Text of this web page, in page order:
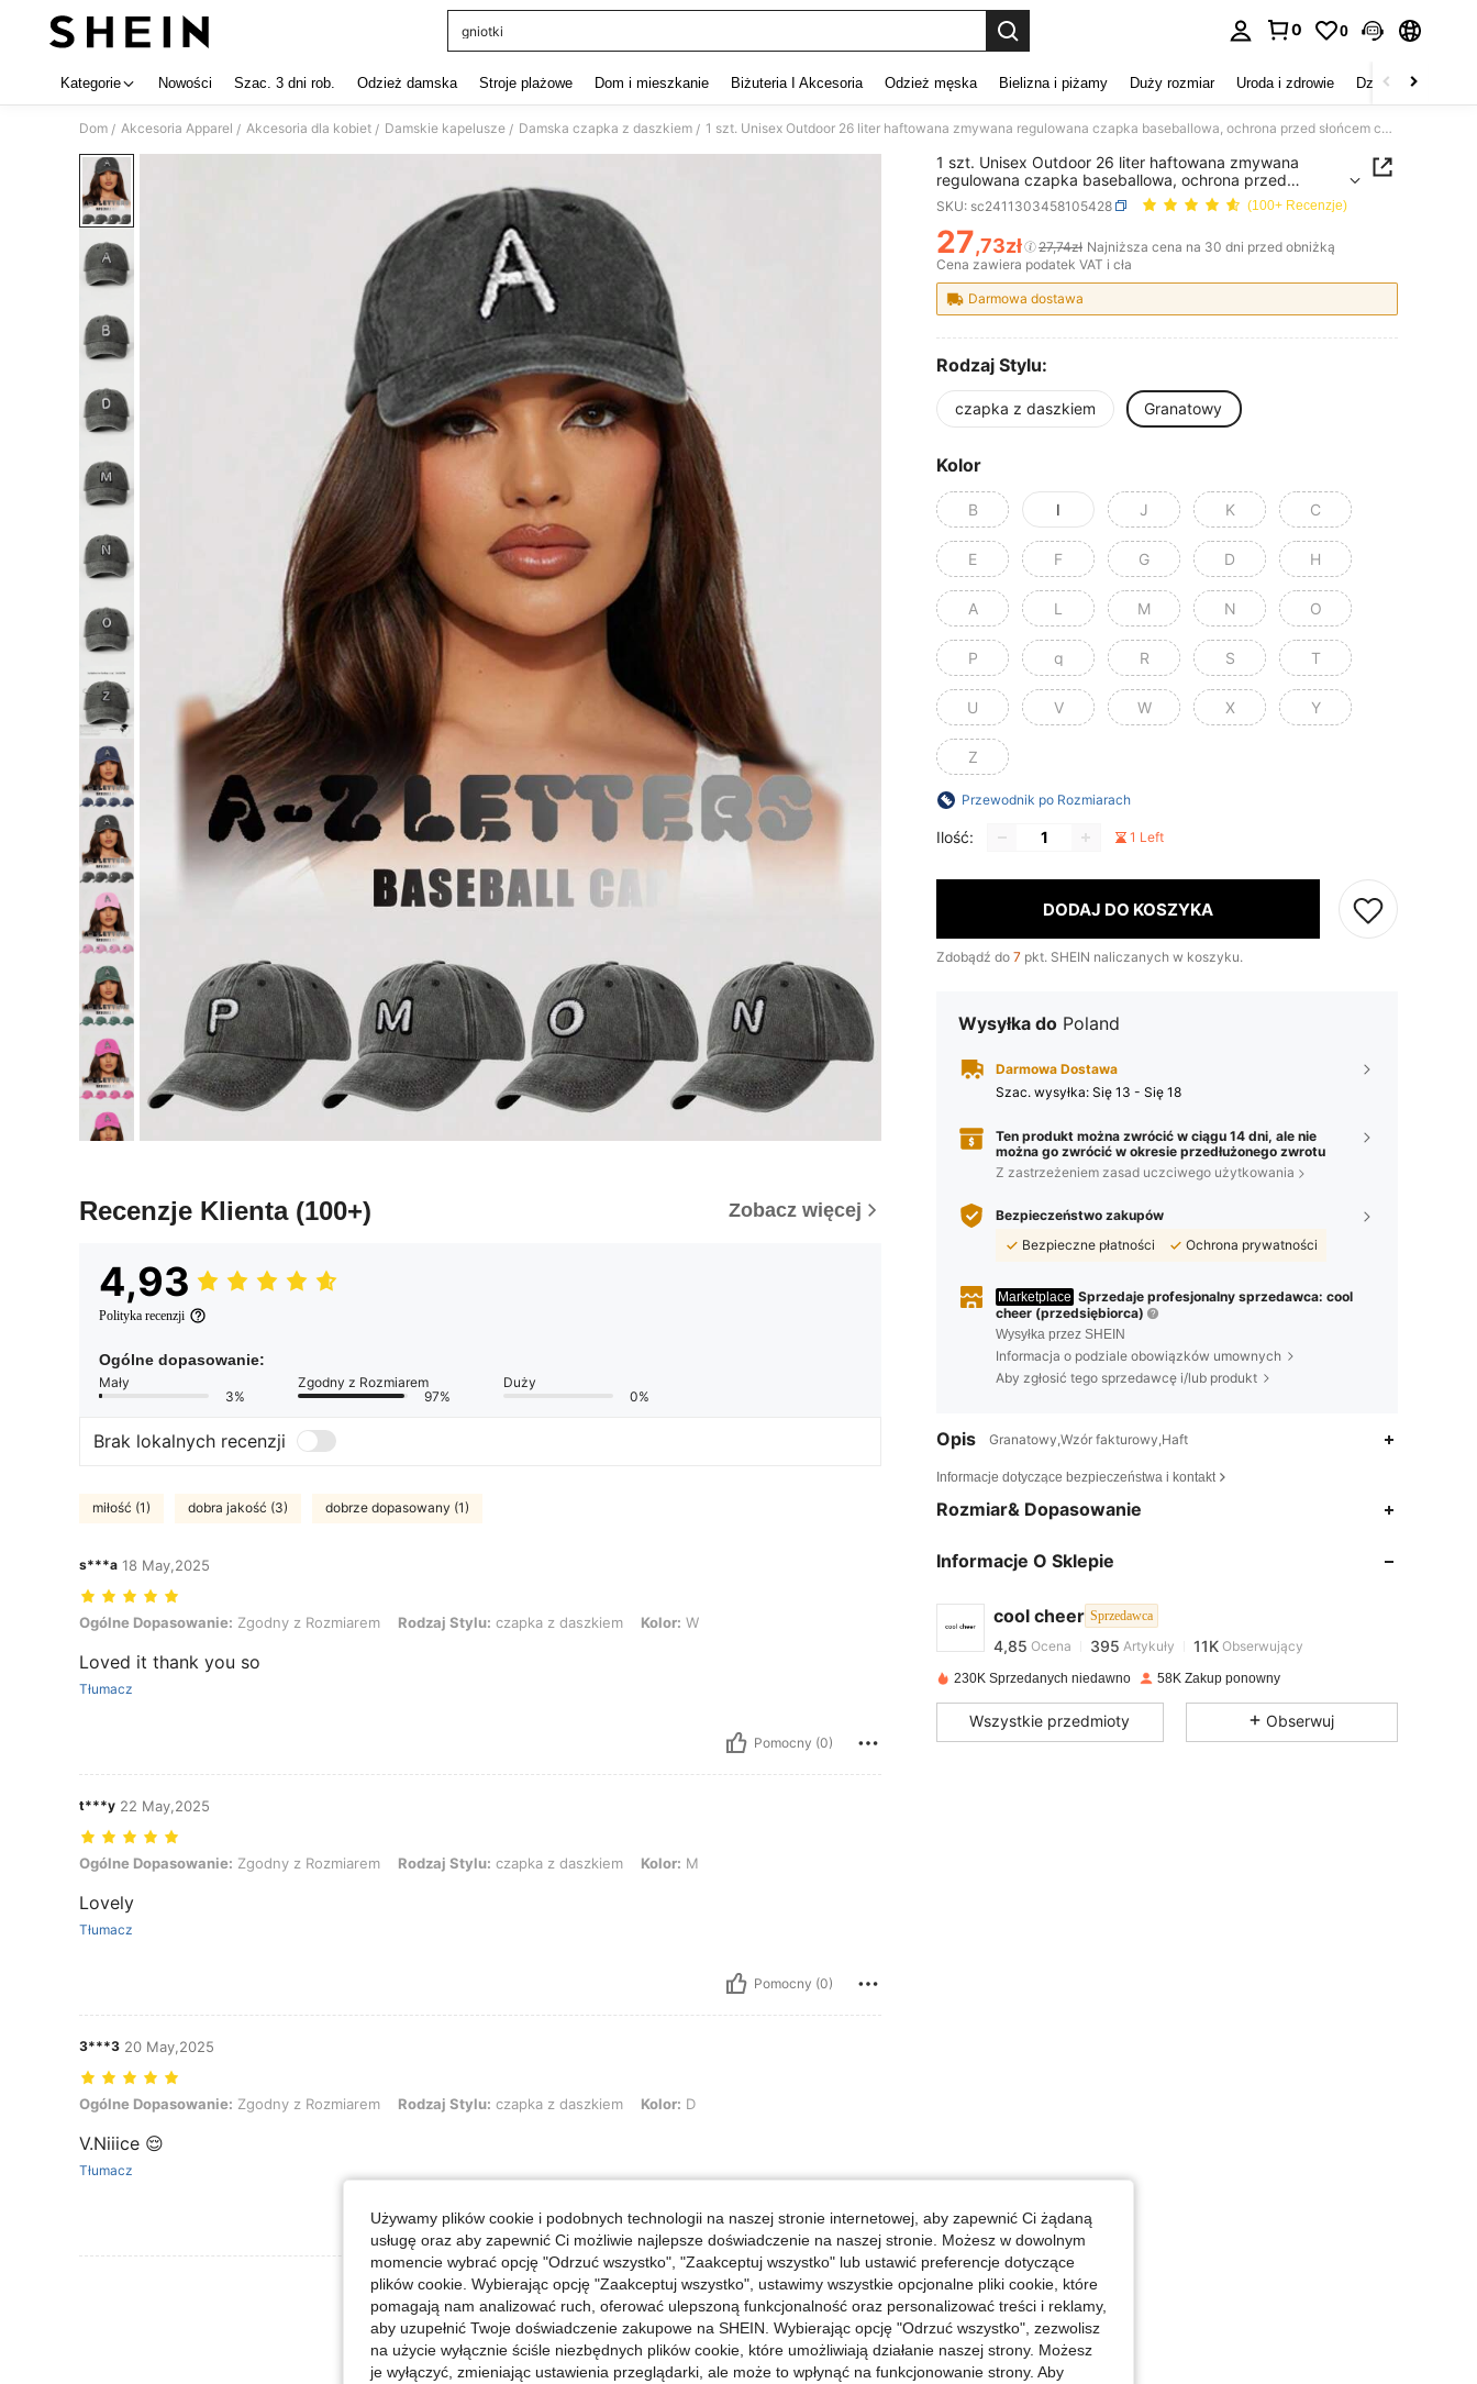
gniotki
0 0
Kategorie Nowości Szac. 3 dni rob. Odzież damska Stroje plażowe Dom i mieszkanie Biżuteria I Akcesoria Odzież męska Bielizna i piżamy Duży rozmiar Uroda i zdrowie Dzieci
Dom / Akcesoria Apparel / Akcesoria dla kobiet / Damskie kapelusze / Damska czapka z daszkiem / 1 szt. Unisex Outdoor 26 liter haftowana zmywana regulowana czapka baseballowa, ochrona przed słońcem codzienna czapka odpowiednia na wiosnę, jesień, podróże, plażę, wakacje, młodzieżowy styl Y2K
Recenzje Klienta (100+) Zobacz więcej
4,93
Polityka recenzji
Ogólne dopasowanie:
Mały
3%
Zgodny z Rozmiarem
97%
Duży
0%
Brak lokalnych recenzji
miłość (1) dobra jakość (3) dobrze dopasowany (1)
s***a 18 May,2025
Ogólne Dopasowanie: Zgodny z Rozmiarem, Rodzaj Stylu: czapka z daszkiem, Kolor: W
Ogólne Dopasowanie: Zgodny z Rozmiarem Rodzaj Stylu: czapka z daszkiem Kolor: W
Loved it thank you so
Tłumacz
Pomocny (0)
t***y 22 May,2025
Ogólne Dopasowanie: Zgodny z Rozmiarem, Rodzaj Stylu: czapka z daszkiem, Kolor: M
Ogólne Dopasowanie: Zgodny z Rozmiarem Rodzaj Stylu: czapka z daszkiem Kolor: M
Lovely
Tłumacz
Pomocny (0)
3***3 20 May,2025
Ogólne Dopasowanie: Zgodny z Rozmiarem, Rodzaj Stylu: czapka z daszkiem, Kolor: D
Ogólne Dopasowanie: Zgodny z Rozmiarem Rodzaj Stylu: czapka z daszkiem Kolor: D
V.Niiice 😌
Tłumacz
Pomocny (0)
Zobacz Więcej Opinii
1 szt. Unisex Outdoor 26 liter haftowana zmywana
regulowana czapka baseballowa, ochrona przed
słońcem codzienna czapka odpowiednia na wiosnę,
jesień, podróże, plażę, wakacje, młodzieżowy styl Y2K
SKU: sc2411303458105428 (100+ Recenzje)
PRICE AND AVAILABILITY
27,73zł 27,74zł Najniższa cena na 30 dni przed obniżką
Cena zawiera podatek VAT i cła
Darmowa dostawa
Rodzaj Stylu:
czapka z daszkiem Granatowy
Kolor
B I J K C
E F G D H
A L M N O
P q R S T
U V W X Y
Z
Przewodnik po Rozmiarach
Ilość: 1 Left
DODAJ DO KOSZYKA
Zdobądź do 7 pkt. SHEIN naliczanych w koszyku.
Wysyłka do Poland
Darmowa Dostawa
Szac. wysyłka: Się 13 - Się 18
Ten produkt można zwrócić w ciągu 14 dni, ale nie
można go zwrócić w okresie przedłużonego zwrotu
Z zastrzeżeniem zasad uczciwego użytkowania
Bezpieczeństwo zakupów
Bezpieczne płatności
Ochrona prywatności
Marketplace Sprzedaje profesjonalny sprzedawca: cool
cheer (przedsiębiorca)
Wysyłka przez SHEIN
Informacja o podziale obowiązków umownych
Aby zgłosić tego sprzedawcę i/lub produkt
Opis Granatowy,Wzór fakturowy,Haft
Informacje dotyczące bezpieczeństwa i kontakt
Rozmiar& Dopasowanie
Informacje O Sklepie
cool cheer Sprzedawca
4,85 395
4,85 395
4,85 Ocena 395 Artykuły 11K Obserwujący
zapłacono 1 dzień temu
4,85 395 11K
230K Sprzedanych niedawno 58K Zakup ponowny
Wszystkie przedmioty Obserwuj
Używamy plików cookie i podobnych technologii na naszej stronie internetowej, aby zapewnić Ci żądaną
usługę oraz aby zapewnić Ci możliwie najlepsze doświadczenie na naszej stronie. Możesz w dowolnym
momencie wybrać opcję "Odrzuć wszystko", "Zaakceptuj wszystko" lub ustawić preferencje dotyczące
plików cookie. Wybierając opcję "Zaakceptuj wszystko", ustawimy wszystkie opcjonalne pliki cookie, które
pomagają nam analizować ruch, oferować ulepszoną funkcjonalność oraz personalizować treści i reklamy,
aby uzupełnić Twoje doświadczenie zakupowe na SHEIN. Wybierając opcję "Odrzuć wszystko", zezwolisz
na użycie wyłącznie ściśle niezbędnych plików cookie, które umożliwiają działanie naszej strony. Możesz
je wyłączyć, zmieniając ustawienia przeglądarki, ale może to wpłynąć na funkcjonowanie strony. Aby